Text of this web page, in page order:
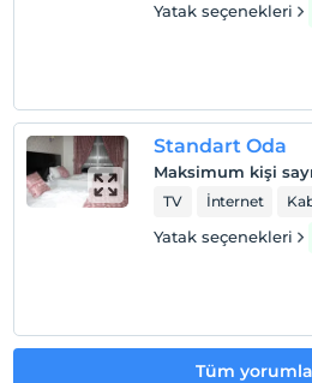
Yatak seçenekleri
Standart Oda
Maksimum kişi
TV İnternet
Yatak seçenekleri
Tüm